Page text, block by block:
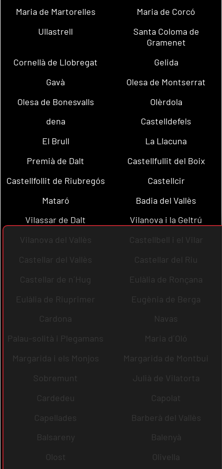
Maria de Martorelles
Maria de Corcó
Ullastrell
Santa Coloma de
Gramenet
Cornellà de Llobregat
Gelida
Gavà
Olesa de Montserrat
Olesa de Bonesvalls
Olèrdola
dena
Castelldefels
El Brull
La Llacuna
Premià de Dalt
Castellfullit del Boix
Castellfollit de Riubregós
Castellcir
Mataró
Badia del Vallès
Vilassar de Dalt
Vilanova i la Geltrú
Vilanova del Vallès
Castellbell i el Vilar
Castellar del Vallès
Castellar del Riu
Castellar de n´Hug
Eulàlia de Ronçana
Eulàlia de Riuprimer
Eugènia de Berga
Cardona
Navas
Palau-solità i Plegamans
Maria d´Oló
Margarida i els Monjos
Margarida de Montbui
Sobremunt
Julià de Vilatorta
Cardedeu
Capolat
Capellades
Barberà del Vallès
Balsareny
Balenyà
Olost
Olivella